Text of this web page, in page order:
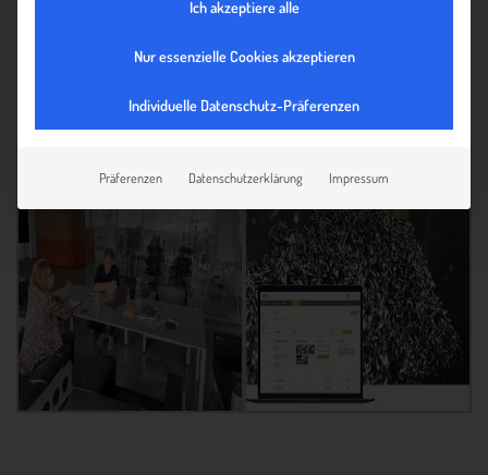
durch noch effizientere technologische Prozesse zu
Ich akzeptiere alle
Nur essenzielle Cookies akzeptieren
Individuelle Datenschutz-Präferenzen
Präferenzen Datenschutzerklärung Impressum